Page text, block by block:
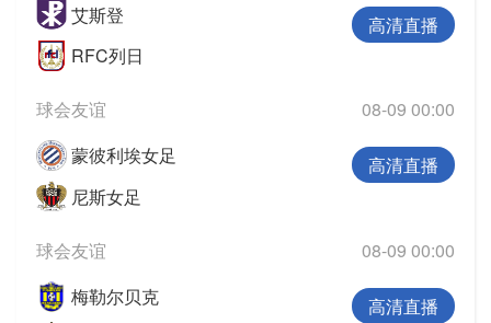
艾斯登
RFC列日
高清直播
球会友谊
08-09 00:00
蒙彼利埃女足
尼斯女足
高清直播
球会友谊
08-09 00:00
梅勒尔贝克
高清直播